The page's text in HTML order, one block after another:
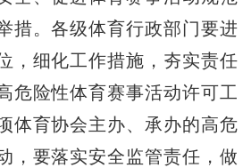
措。各级体育行政部门要进
，细化工作措施，夯实责任
危险性体育赛事活动许可工
体育协会主办、承办的高危
，要落实安全监管责任，做